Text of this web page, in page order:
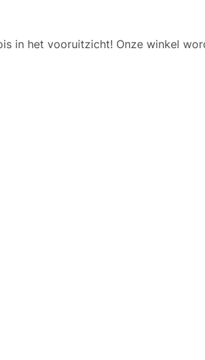
in het vooruitzicht! Onze winkel